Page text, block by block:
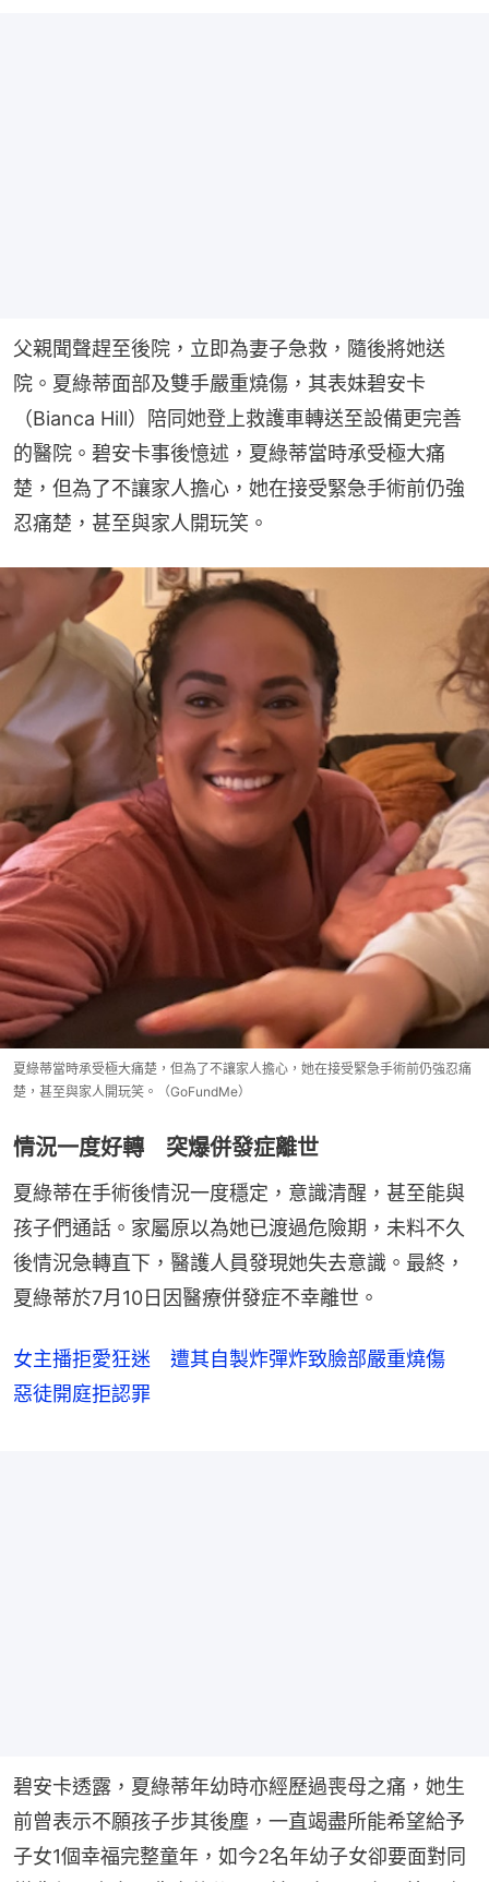
父親聞聲趕至後院，立即為妻子急救，隨後將她送
院。夏綠蒂面部及雙手嚴重燒傷，其表妹碧安卡
（Bianca Hill）陪同她登上救護車轉送至設備更完善
的醫院。碧安卡事後憶述，夏綠蒂當時承受極大痛
楚，但為了不讓家人擔心，她在接受緊急手術前仍強
忍痛楚，甚至與家人開玩笑。
夏綠蒂當時承受極大痛楚，但為了不讓家人擔心，她在接受緊急手術前仍強忍痛
楚，甚至與家人開玩笑。（GoFundMe）
情況一度好轉 突爆併發症離世
夏綠蒂在手術後情況一度穩定，意識清醒，甚至能與
孩子們通話。家屬原以為她已渡過危險期，未料不久
後情況急轉直下，醫護人員發現她失去意識。最終，
夏綠蒂於7月10日因醫療併發症不幸離世。
女主播拒愛狂迷 遭其自製炸彈炸致臉部嚴重燒傷
惡徒開庭拒認罪
碧安卡透露，夏綠蒂年幼時亦經歷過喪母之痛，她生
前曾表示不願孩子步其後塵，一直竭盡所能希望給予
子女1個幸福完整童年，如今2名年幼子女卻要面對同